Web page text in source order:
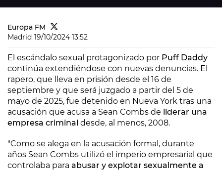
Europa FM
Madrid 19/10/2024 13:52
El escándalo sexual protagonizado por Puff Daddy
continúa extendiéndose con nuevas denuncias. El
rapero, que lleva en prisión desde el 16 de
septiembre y que será juzgado a partir del 5 de
mayo de 2025, fue detenido en Nueva York tras una
acusación que acusa a Sean Combs de liderar una
empresa criminal desde, al menos, 2008.
"Como se alega en la acusación formal, durante
años Sean Combs utilizó el imperio empresarial que
controlaba para abusar y explotar sexualmente a